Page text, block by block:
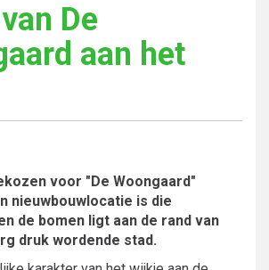
De
aan het
voor "De Woongaard"
nieuwbouwlocatie is die
de bomen ligt aan de rand van
druk wordende stad.